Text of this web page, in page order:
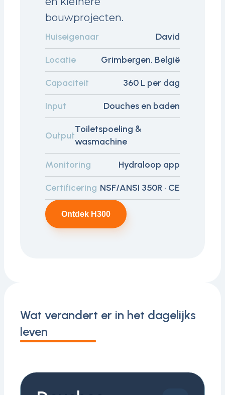
bouwprojecten.
Huiseigenaar David
Locatie Grimbergen, België
Capaciteit 360 L per dag
Input Douches en baden
Output
Toiletspoeling &
wasmachine
Monitoring Hydraloop app
Certificering NSF/ANSI 350R · CE
Ontdek H300
Wat verandert er in het dagelijks
leven